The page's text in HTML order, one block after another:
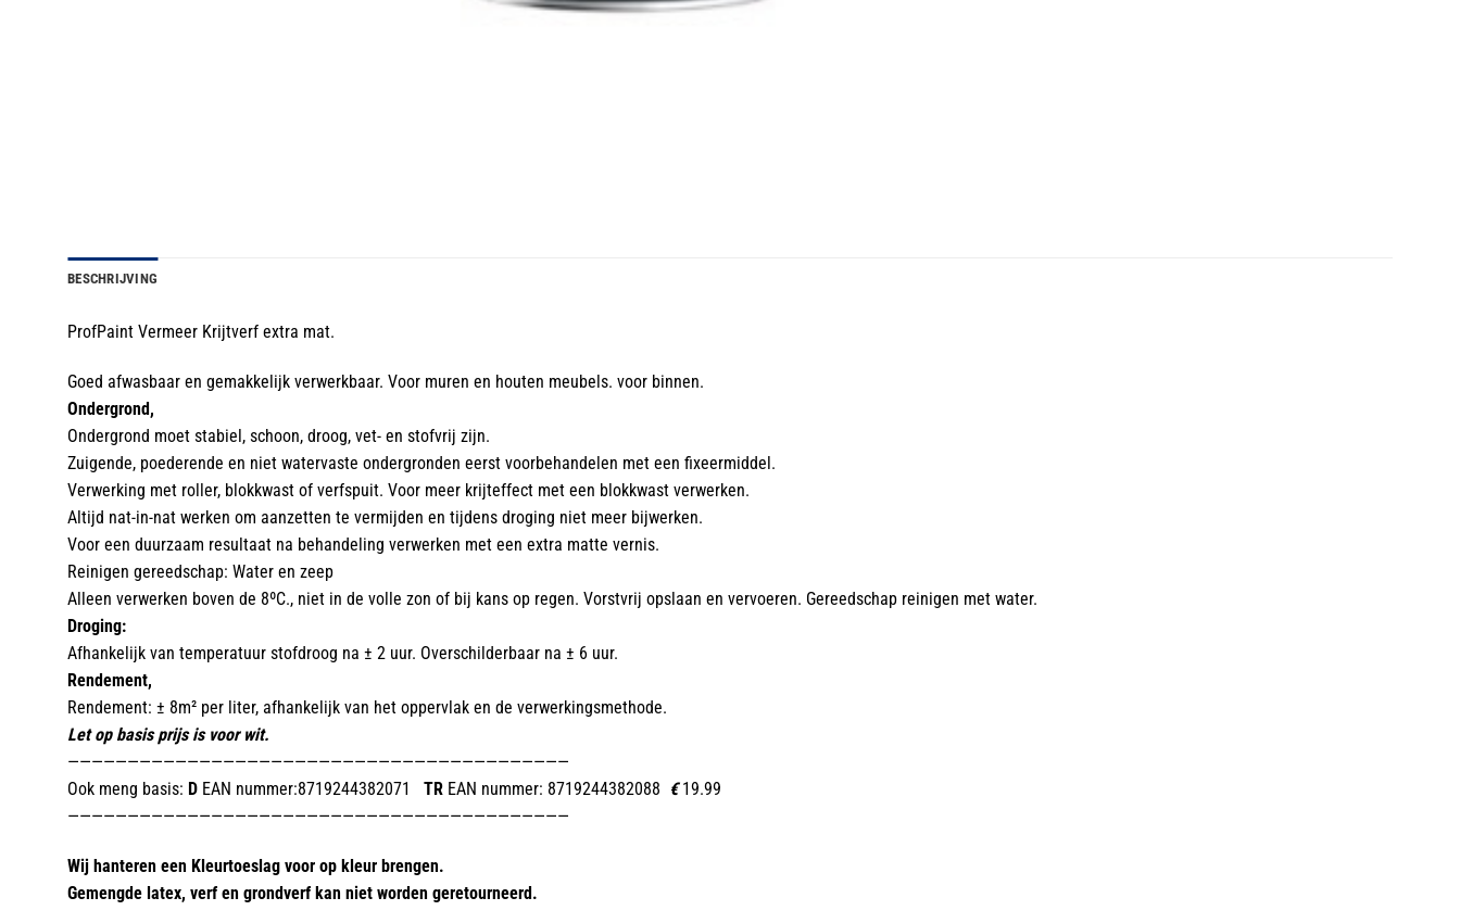
BESCHRIJVING
ProfPaint Vermeer Krijtverf extra mat.
Goed afwasbaar en gemakkelijk verwerkbaar. Voor muren en houten meubels. voor binnen.
Ondergrond,
Ondergrond moet stabiel, schoon, droog, vet- en stofvrij zijn.
Zuigende, poederende en niet watervaste ondergronden eerst voorbehandelen met een fixeermiddel.
Verwerking met roller, blokkwast of verfspuit. Voor meer krijteffect met een blokkwast verwerken.
Altijd nat-in-nat werken om aanzetten te vermijden en tijdens droging niet meer bijwerken.
Voor een duurzaam resultaat na behandeling verwerken met een extra matte vernis.
Reinigen gereedschap: Water en zeep
Alleen verwerken boven de 8ºC., niet in de volle zon of bij kans op regen. Vorstvrij opslaan en vervoeren. Gereedschap reinigen met water.
Droging:
Afhankelijk van temperatuur stofdroog na ± 2 uur. Overschilderbaar na ± 6 uur.
Rendement,
Rendement: ± 8m² per liter, afhankelijk van het oppervlak en de verwerkingsmethode.
Let op basis prijs is voor wit.
——————————————————————————————————————————
Ook meng basis: D EAN nummer:8719244382071 TR EAN nummer: 8719244382088 € 19.99
——————————————————————————————————————————
Wij hanteren een Kleurtoeslag voor op kleur brengen.
Gemengde latex, verf en grondverf kan niet worden geretourneerd.